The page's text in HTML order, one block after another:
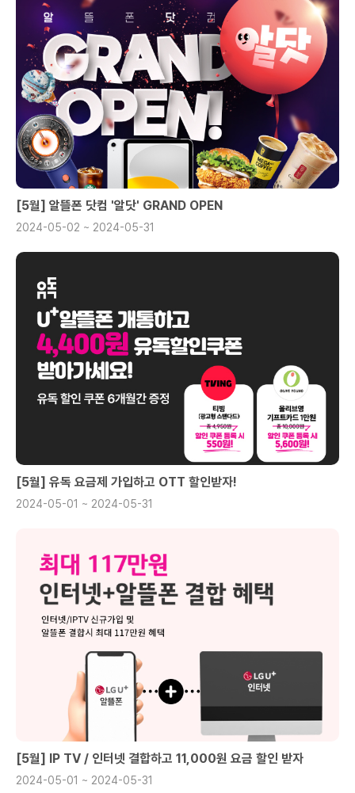
[5월] 알뜰폰 닷컴 '알닷' GRAND OPEN
2024-05-02 ~ 2024-05-31
[5월] 유독 요금제 가입하고 OTT 할인받자!
2024-05-01 ~ 2024-05-31
[5월] IP TV / 인터넷 결합하고 11,000원 요금 할인 받자
2024-05-01 ~ 2024-05-31